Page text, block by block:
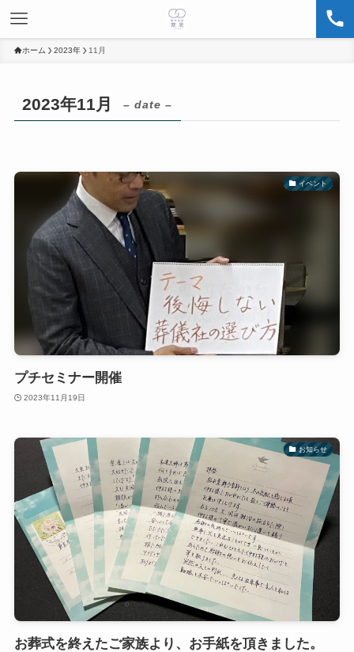
ホーム 2023年 11月
2023年11月 – date –
イベント
プチセミナー開催
2023年11月19日
お知らせ
お葬式を終えたご家族より、お手紙を頂きました。